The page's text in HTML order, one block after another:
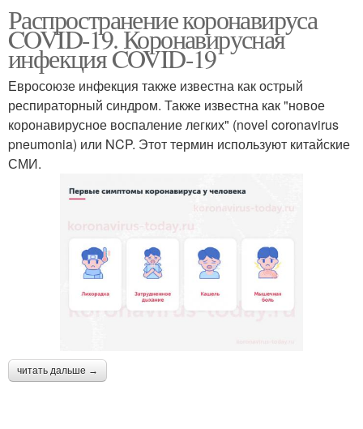
Распространение коронавируса
COVID-19. Коронавирусная
инфекция COVID-19
Евросоюзе инфекция также известна как острый
респираторный синдром. Также известна как "новое
коронавирусное воспаление легких" (novel coronavirus
pneumonia) или NCP. Этот термин используют китайские
СМИ.
читать дальше →